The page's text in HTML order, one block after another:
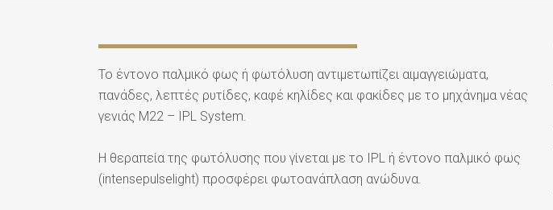
Το έντονο παλμικό φως ή φωτόλυση αντιμετωπίζει αιμαγγειώματα,
πανάδες, λεπτές ρυτίδες, καφέ κηλίδες και φακίδες με το μηχάνημα νέας
γενιάς M22 – IPL System.
Η θεραπεία της φωτόλυσης που γίνεται με το IPL ή έντονο παλμικό φως
(intensepulselight) προσφέρει φωτοανάπλαση ανώδυνα.